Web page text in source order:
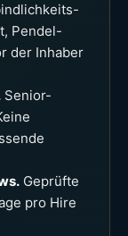
Pendel-
der Inhaber
Senior-
Geprüfte
pro Hire